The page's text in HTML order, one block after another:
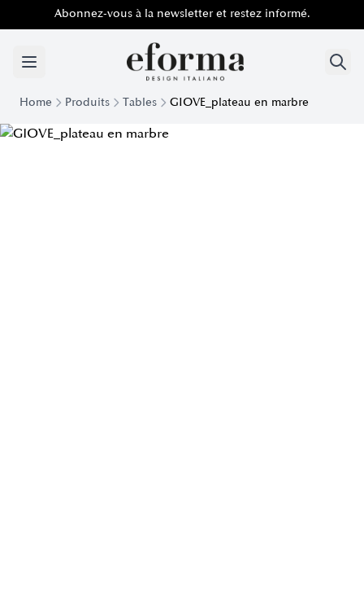
Abonnez-vous à la newsletter et restez informé.
Home Produits Tables GIOVE_plateau en marbre
Table Giove avec plateau en marbre | Eforma